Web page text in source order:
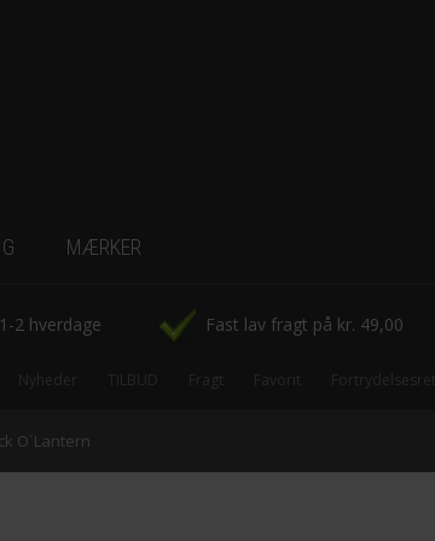
MÆRKER
-CowParade
-Disney Figurer
-Fridolin
2 hverdage Fast lav fragt på kr. 49,00
Nyheder TILBUD Fragt Favorit Fortrydelsesret
O´Lantern